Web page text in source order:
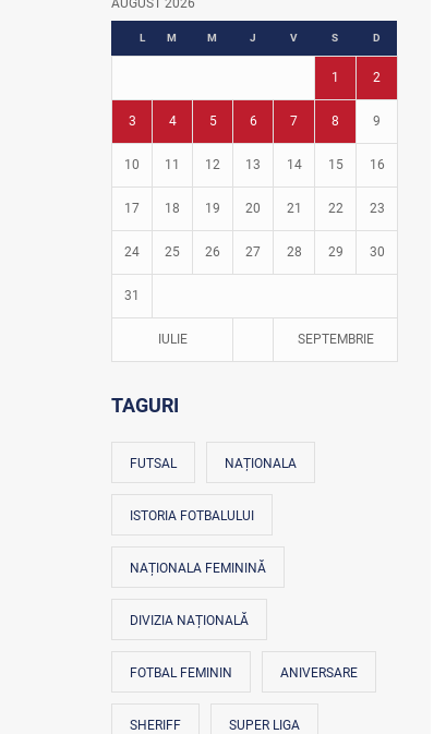
Fotbal în grădinițe
AUGUST 2026
L M M J V S D
1 2
3 4 5 6 7 8 9
10 11 12 13 14 15 16
17 18 19 20 21 22 23
24 25 26 27 28 29 30
31
IULIE SEPTEMBRIE
TAGURI
FUTSAL NAȚIONALA
ISTORIA FOTBALULUI
NAȚIONALA FEMININĂ
DIVIZIA NAȚIONALĂ
FOTBAL FEMININ ANIVERSARE
SHERIFF SUPER LIGA